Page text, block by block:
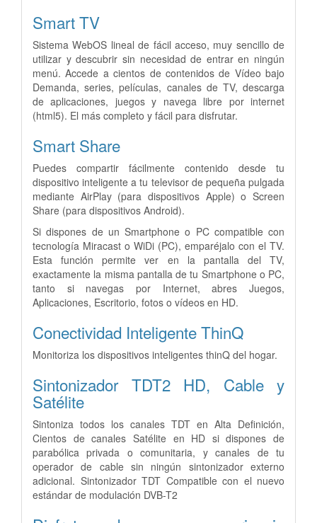
Smart TV
Sistema WebOS lineal de fácil acceso, muy sencillo de
utilizar y descubrir sin necesidad de entrar en ningún
menú. Accede a cientos de contenidos de Vídeo bajo
Demanda, series, películas, canales de TV, descarga
de aplicaciones, juegos y navega libre por internet
(html5). El más completo y fácil para disfrutar.
Smart Share
Puedes compartir fácilmente contenido desde tu
dispositivo inteligente a tu televisor de pequeña pulgada
mediante AirPlay (para dispositivos Apple) o Screen
Share (para dispositivos Android).
Si dispones de un Smartphone o PC compatible con
tecnología Miracast o WiDi (PC), emparéjalo con el TV.
Esta función permite ver en la pantalla del TV,
exactamente la misma pantalla de tu Smartphone o PC,
tanto si navegas por Internet, abres Juegos,
Aplicaciones, Escritorio, fotos o vídeos en HD.
Conectividad Inteligente ThinQ
Monitoriza los dispositivos inteligentes thinQ del hogar.
Sintonizador TDT2 HD, Cable y
Satélite
Sintoniza todos los canales TDT en Alta Definición,
Cientos de canales Satélite en HD si dispones de
parabólica privada o comunitaria, y canales de tu
operador de cable sin ningún sintonizador externo
adicional. Sintonizador TDT Compatible con el nuevo
estándar de modulación DVB-T2